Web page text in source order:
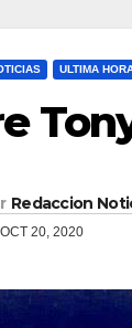
ULTIMA
Redaccion
OCT 20, 2020